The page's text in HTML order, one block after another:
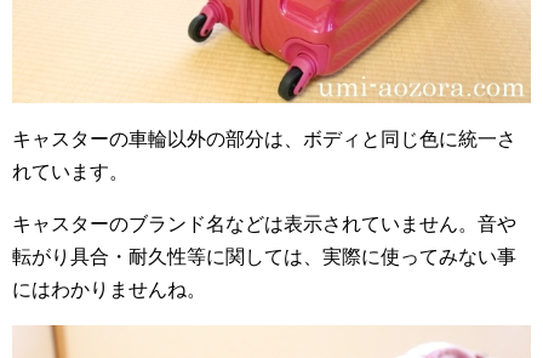
キャスターの車輪以外の部分は、ボディと同じ色に統一さ
れています。
キャスターのブランド名などは表示されていません。音や
転がり具合・耐久性等に関しては、実際に使ってみない事
にはわかりませんね。